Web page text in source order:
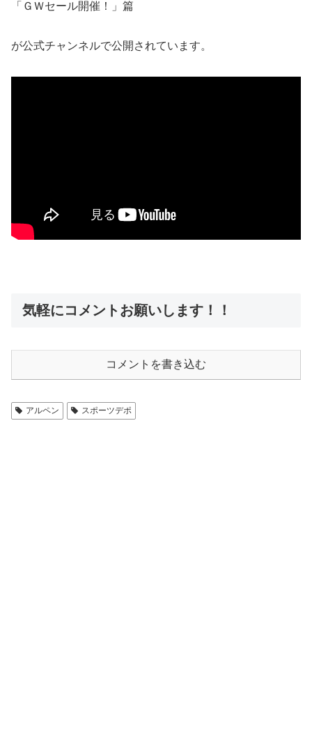
「ＧＷセール開催！」篇
が公式チャンネルで公開されています。
気軽にコメントお願いします！！
コメントを書き込む
アルペン スポーツデポ